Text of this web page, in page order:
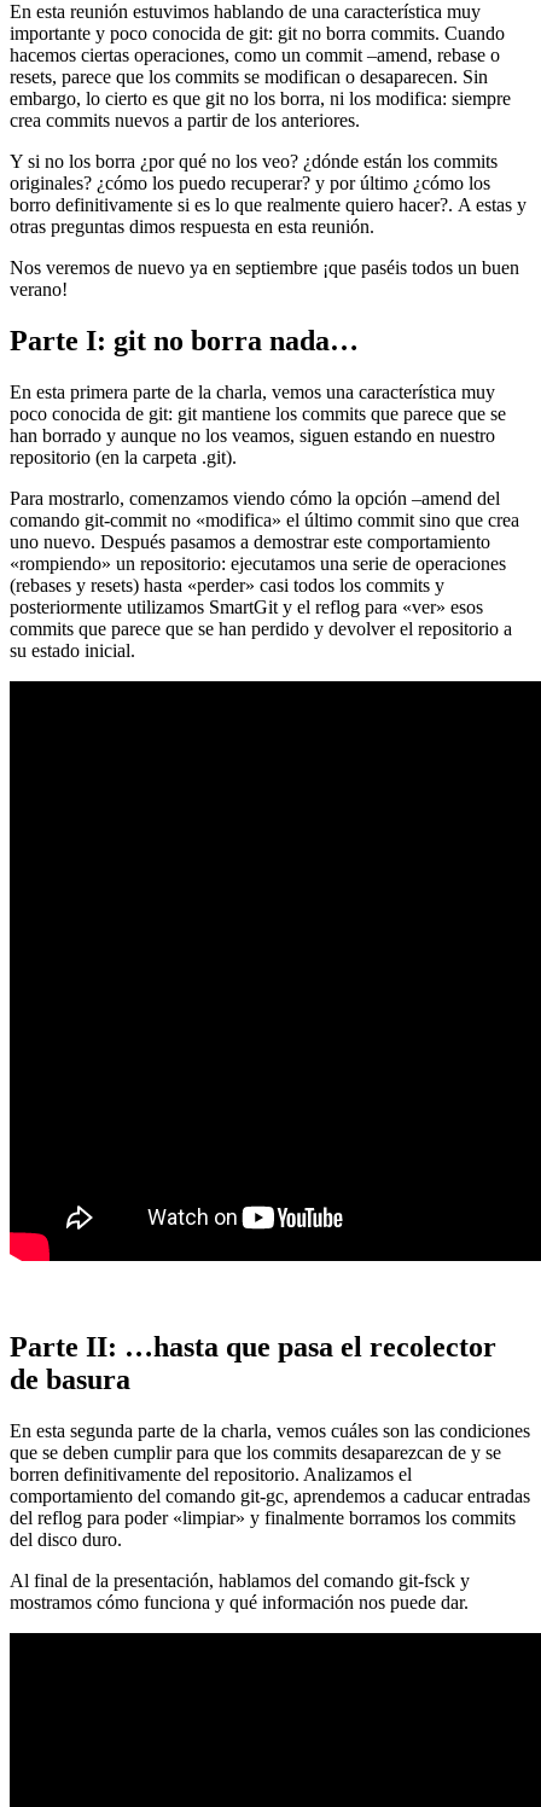
En esta reunión estuvimos hablando de una característica muy
importante y poco conocida de git: git no borra commits. Cuando
hacemos ciertas operaciones, como un commit –amend, rebase o
resets, parece que los commits se modifican o desaparecen. Sin
embargo, lo cierto es que git no los borra, ni los modifica: siempre
crea commits nuevos a partir de los anteriores.
Y si no los borra ¿por qué no los veo? ¿dónde están los commits
originales? ¿cómo los puedo recuperar? y por último ¿cómo los
borro definitivamente si es lo que realmente quiero hacer?. A estas y
otras preguntas dimos respuesta en esta reunión.
Nos veremos de nuevo ya en septiembre ¡que paséis todos un buen
verano!
Parte I: git no borra nada…
En esta primera parte de la charla, vemos una característica muy
poco conocida de git: git mantiene los commits que parece que se
han borrado y aunque no los veamos, siguen estando en nuestro
repositorio (en la carpeta .git).
Para mostrarlo, comenzamos viendo cómo la opción –amend del
comando git-commit no «modifica» el último commit sino que crea
uno nuevo. Después pasamos a demostrar este comportamiento
«rompiendo» un repositorio: ejecutamos una serie de operaciones
(rebases y resets) hasta «perder» casi todos los commits y
posteriormente utilizamos SmartGit y el reflog para «ver» esos
commits que parece que se han perdido y devolver el repositorio a
su estado inicial.
Parte II: …hasta que pasa el recolector
de basura
En esta segunda parte de la charla, vemos cuáles son las condiciones
que se deben cumplir para que los commits desaparezcan de y se
borren definitivamente del repositorio. Analizamos el
comportamiento del comando git-gc, aprendemos a caducar entradas
del reflog para poder «limpiar» y finalmente borramos los commits
del disco duro.
Al final de la presentación, hablamos del comando git-fsck y
mostramos cómo funciona y qué información nos puede dar.